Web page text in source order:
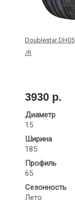
Doublestar DH05
/R
3930 р.
Диаметр
15
Ширина
185
Профиль
65
Сезонность
Лето